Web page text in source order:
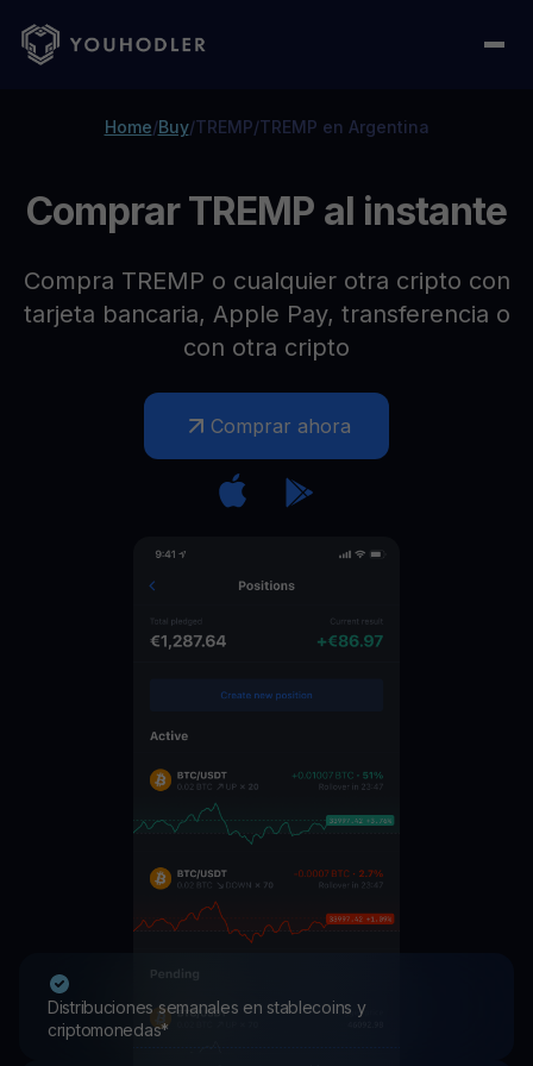
Home/Buy/TREMP/TREMP en Argentina
Comprar TREMP al instante
Compra TREMP o cualquier otra cripto con
tarjeta bancaria, Apple Pay, transferencia o
con otra cripto
Comprar ahora
Distribuciones semanales en stablecoins y
criptomonedas*